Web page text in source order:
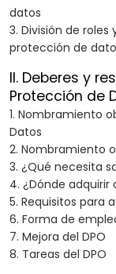
datos
3. División de
protección de
II. Deberes y
Protección de
1. Nombramiento
Datos
2. Nombramiento
3. ¿Qué necesita
4. ¿Dónde
5. Requisitos para
6. Forma de
7. Mejora del DPO
8. Tareas del DPO